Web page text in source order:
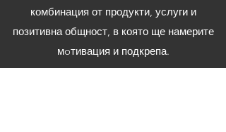
комбинация от продукти, услуги и
позитивна общност, в която ще намерите
мoтивация и подкрепа.